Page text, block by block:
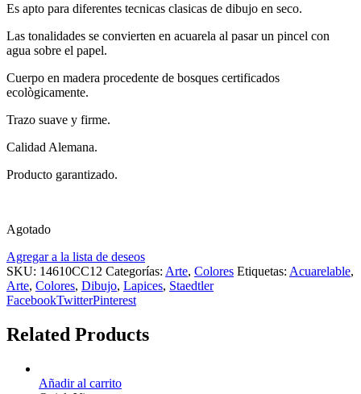
Es apto para diferentes tecnicas clasicas de dibujo en seco.
Las tonalidades se convierten en acuarela al pasar un pincel con
agua sobre el papel.
Cuerpo en madera procedente de bosques certificados
ecològicamente.
Trazo suave y firme.
Calidad Alemana.
Producto garantizado.
Agotado
Agregar a la lista de deseos
SKU: 14610CC12 Categorías: Arte, Colores Etiquetas: Acuarelable,
Arte, Colores, Dibujo, Lapices, Staedtler
FacebookTwitterPinterest
Related Products
Añadir al carrito